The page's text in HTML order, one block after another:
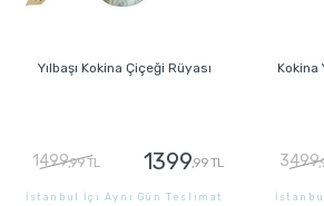
Yılbaşı Kokina Çiçeği Rüyası
1499,99 TL 1399,99 TL
İstanbul İçi Aynı Gün Teslimat
Kokina
3499